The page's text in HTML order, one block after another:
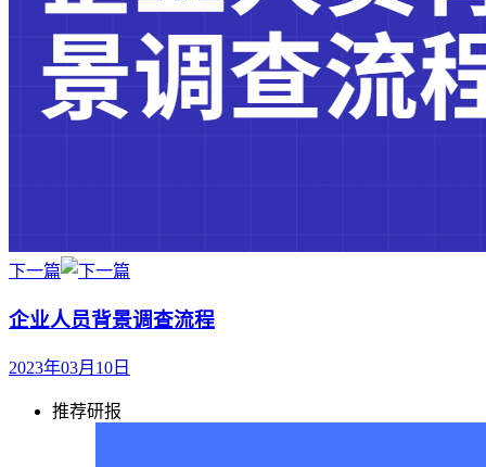
下一篇
企业人员背景调查流程
2023年03月10日
推荐研报